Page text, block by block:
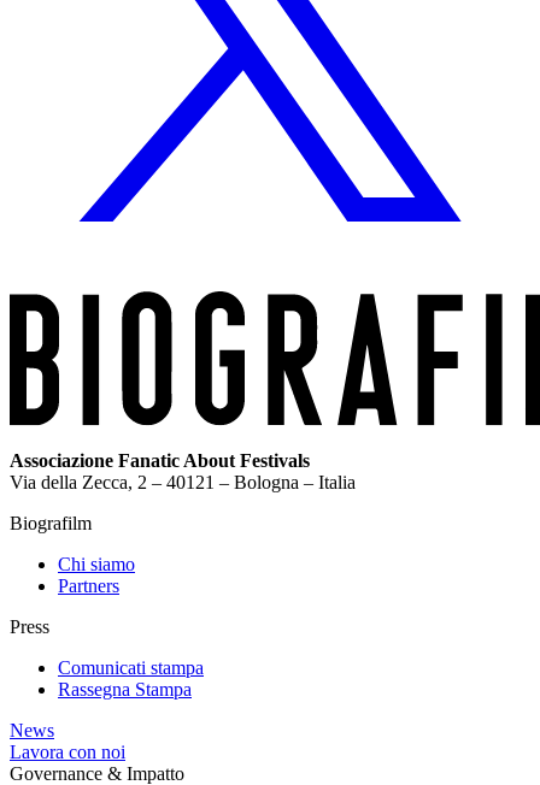
Associazione Fanatic About Festivals
Via della Zecca, 2 – 40121 – Bologna – Italia
Biografilm
Chi siamo
Partners
Press
Comunicati stampa
Rassegna Stampa
News
Lavora con noi
Governance & Impatto